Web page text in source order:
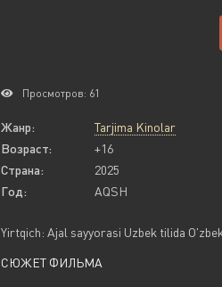
Просмотров: 61
Жанр:
Tarjima Kinolar
Возраст:
+16
Страна:
2025
Год:
AQSH
Yirtqich: Ajal sayyorasi Uzbek tilida
СЮЖЕТ ФИЛЬМА